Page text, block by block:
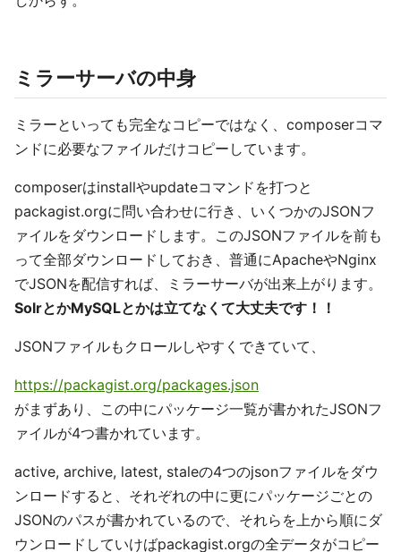
ミラーサーバの中身
ミラーといっても完全なコピーではなく、composerコマ
ンドに必要なファイルだけコピーしています。
composerはinstallやupdateコマンドを打つと
packagist.orgに問い合わせに行き、いくつかのJSONフ
ァイルをダウンロードします。このJSONファイルを前も
って全部ダウンロードしておき、普通にApacheやNginx
でJSONを配信すれば、ミラーサーバが出来上がります。
SolrとかMySQLとかは立てなくて大丈夫です！！
JSONファイルもクロールしやすくできていて、
https://packagist.org/packages.json
がまずあり、この中にパッケージ一覧が書かれたJSONフ
ァイルが4つ書かれています。
active, archive, latest, staleの4つのjsonファイルをダウ
ンロードすると、それぞれの中に更にパッケージごとの
JSONのパスが書かれているので、それらを上から順にダ
ウンロードしていけばpackagist.orgの全データがコピー